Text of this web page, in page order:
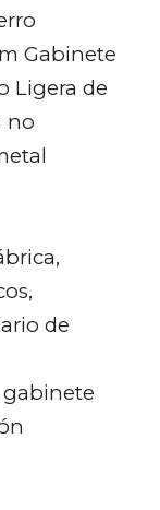
Gabinete
Ligera de
no
de